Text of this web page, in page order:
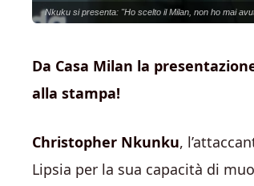
Nkuku si presenta: "Ho scelto il Milan, non ho mai
Da Casa Milan la
alla stampa!
Christopher Nkunku,
Lipsia per la sua capacità di